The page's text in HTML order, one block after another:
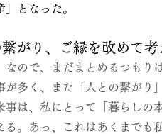
」となった。
がり、ご縁を改めて考
なので、まだまとめるつも
が多く、また「人との繋がり
事は、私にとって「暮らしの
る。あっ、これはあくまでも